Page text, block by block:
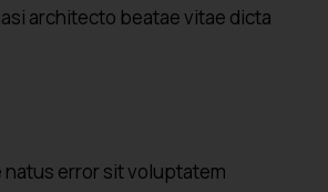
architecto beatae vitae dicta
error sit voluptatem